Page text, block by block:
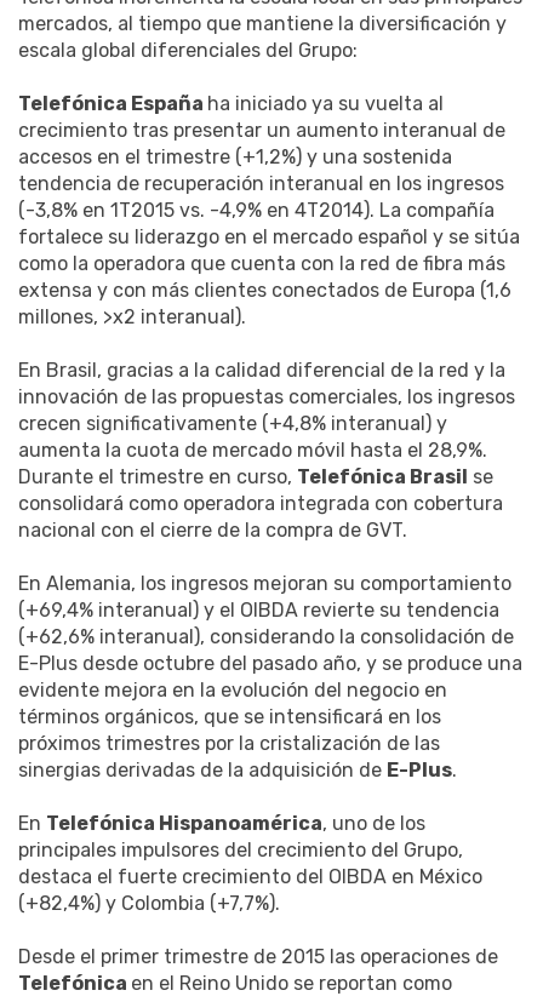
mercados, al tiempo que mantiene la diversificación y
escala global diferenciales del Grupo:
Telefónica España ha iniciado ya su vuelta al
crecimiento tras presentar un aumento interanual de
accesos en el trimestre (+1,2%) y una sostenida
tendencia de recuperación interanual en los ingresos
(-3,8% en 1T2015 vs. -4,9% en 4T2014). La compañía
fortalece su liderazgo en el mercado español y se sitúa
como la operadora que cuenta con la red de fibra más
extensa y con más clientes conectados de Europa (1,6
millones, >x2 interanual).
En Brasil, gracias a la calidad diferencial de la red y la
innovación de las propuestas comerciales, los ingresos
crecen significativamente (+4,8% interanual) y
aumenta la cuota de mercado móvil hasta el 28,9%.
Durante el trimestre en curso, Telefónica Brasil se
consolidará como operadora integrada con cobertura
nacional con el cierre de la compra de GVT.
En Alemania, los ingresos mejoran su comportamiento
(+69,4% interanual) y el OIBDA revierte su tendencia
(+62,6% interanual), considerando la consolidación de
E-Plus desde octubre del pasado año, y se produce una
evidente mejora en la evolución del negocio en
términos orgánicos, que se intensificará en los
próximos trimestres por la cristalización de las
sinergias derivadas de la adquisición de E-Plus.
En Telefónica Hispanoamérica, uno de los
principales impulsores del crecimiento del Grupo,
destaca el fuerte crecimiento del OIBDA en México
(+82,4%) y Colombia (+7,7%).
Desde el primer trimestre de 2015 las operaciones de
Telefónica en el Reino Unido se reportan como